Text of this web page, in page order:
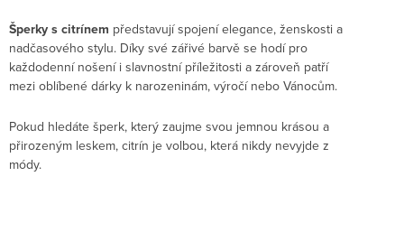
Šperky s citrínem představují spojení elegance, ženskosti a
nadčasového stylu. Díky své zářivé barvě se hodí pro
každodenní nošení i slavnostní příležitosti a zároveň patří
mezi oblíbené dárky k narozeninám, výročí nebo Vánocům.
Pokud hledáte šperk, který zaujme svou jemnou krásou a
přirozeným leskem, citrín je volbou, která nikdy nevyjde z
módy.